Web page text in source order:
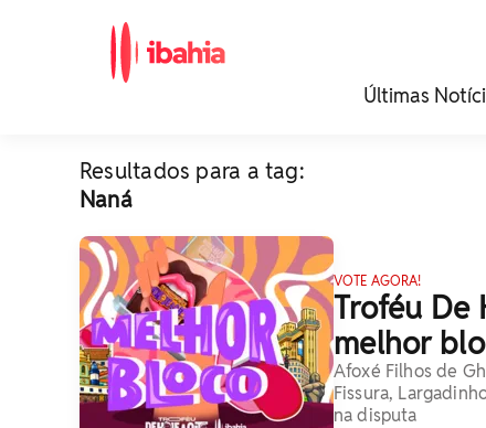
Últimas
Resultados para a tag:
Naná
VOTE AGORA!
Troféu De
melhor
Afoxé Filhos de
Fissura,
na disputa